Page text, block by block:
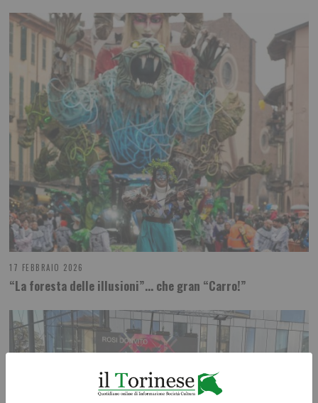
17 FEBBRAIO 2026
“La foresta delle illusioni”… che gran “Carro!”